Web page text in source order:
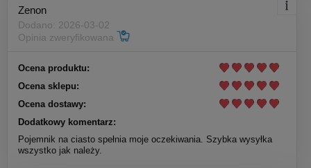
Zenon
Dodano: 2026-03-02
Opinia zweryfikowana
Ocena produktu:
Ocena sklepu:
Ocena dostawy:
Dodatkowy komentarz:
Pojemnik na ciasto spełnia moje oczekiwania. Szybka wysyłka
wszystko jak należy.